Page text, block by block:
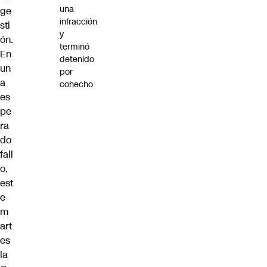
ge
sti
ón.
En
un
a
es
pe
ra
do
fall
o,
est
e
m
art
es
la
una
infracción
y
terminó
detenido
por
cohecho